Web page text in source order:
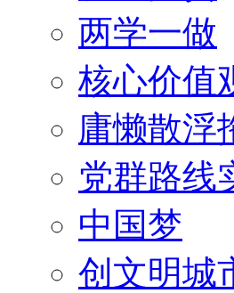
两学一做
核心价值
庸懒散浮
党群路线
中国梦
创文明城